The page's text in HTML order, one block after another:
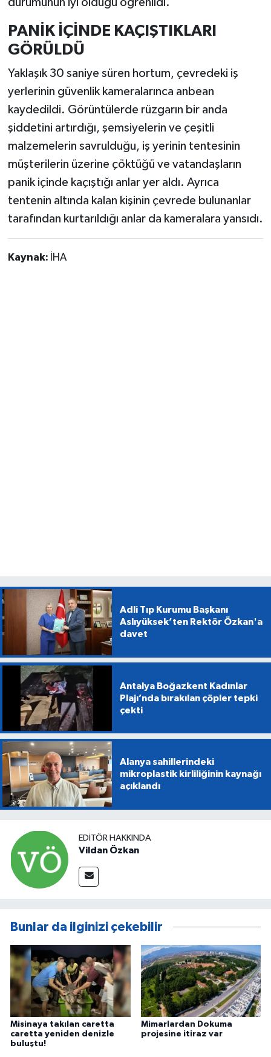
PANİK İÇİNDE KAÇIŞTIKLARI
GÖRÜLDÜ
Yaklaşık 30 saniye süren hortum, çevredeki iş
yerlerinin güvenlik kameralarınca anbean
kaydedildi. Görüntülerde rüzgarın bir anda
şiddetini artırdığı, şemsiyelerin ve çeşitli
malzemelerin savrulduğu, iş yerinin tentesinin
müşterilerin üzerine çöktüğü ve vatandaşların
panik içinde kaçıştığı anlar yer aldı. Ayrıca
tentenin altında kalan kişinin çevrede bulunanlar
tarafından kurtarıldığı anlar da kameralara yansıdı.
Kaynak: İHA
Adli Tıp Kurumu Başkanı
Aslıyüksek’ten Rektör Özkan'a
davet
Antalya Boğazkent Kadınlar
Plajı’nda bırakılan çöpler tepki
çekti
Alanya sahillerindeki
mikroplastik kirliliğinin kaynağı
açıklandı
EDITÖR HAKKINDA
Vildan Özkan
Bunlar da ilginizi çekebilir
Misinaya takılan caretta
caretta yeniden denizle
buluştu!
Mimarlardan Dokuma
projesine itiraz var